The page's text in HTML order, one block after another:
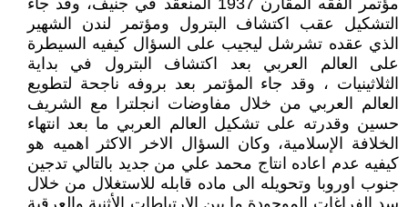
مؤتمر الفقه المقارن 1937 المنعقد في جنيف، وقد جاء
التشكيل عقب اكتشاف البترول ومؤتمر لندن الشهير
الذي عقده تشرشل ليجيب على السؤال كيفيه السيطرة
على العالم العربي بعد اكتشاف البترول في بداية
الثلاثينيات ، وقد جاء المؤتمر بعد بروفه ناجحة لتطويع
العالم العربي من خلال مفاوضات انجلترا مع الشريف
حسين وقدرته على تشكيل العالم العربي ما بعد انتهاء
الخلافة الإسلامية، وكان السؤال الاخر الاكثر اهميه هو
كيفيه عدم اعاده انتاج محمد علي من جديد بالتالي تدجين
جنوب اوروبا وتحويله الى ماده قابله للاستغلال من خلال